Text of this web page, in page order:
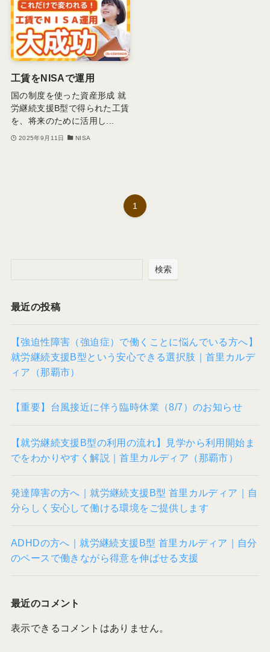
工賃をNISAで運用
国の制度を使った資産形成 就
労継続支援B型で得られた工賃
を、将来のために活用し...
2025年9月11日 NISA
1
検索
最近の投稿
【強迫性障害（強迫症）で働くことに悩んでいる方へ】
就労継続支援B型という安心できる選択肢｜首里カルデ
ィア（那覇市）
【重要】台風接近に伴う臨時休業（8/7）のお知らせ
【就労継続支援B型の利用の流れ】見学から利用開始ま
でをわかりやすく解説｜首里カルディア（那覇市）
発達障害の方へ｜就労継続支援B型 首里カルディア｜自
分らしく安心して働ける環境をご提供します
ADHDの方へ｜就労継続支援B型 首里カルディア｜自分
のペースで働きながら得意を伸ばせる支援
最近のコメント
表示できるコメントはありません。